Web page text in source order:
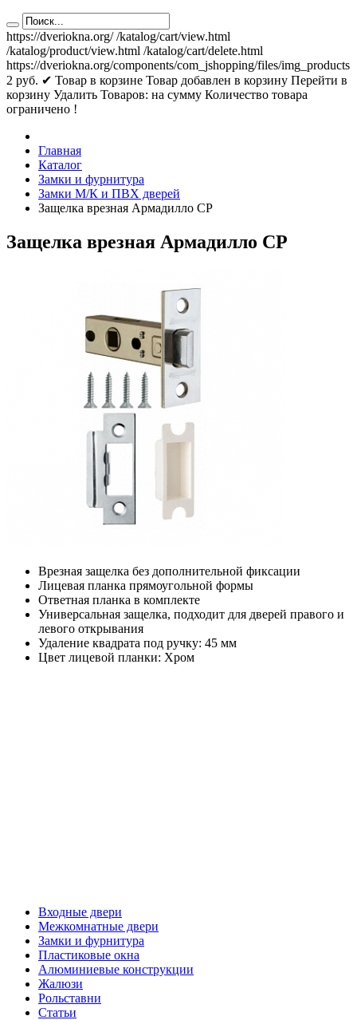
https://dveriokna.org/ /katalog/cart/view.html
/katalog/product/view.html /katalog/cart/delete.html
https://dveriokna.org/components/com_jshopping/files/img_products
2 руб. ✔ Товар в корзине Товар добавлен в корзину Перейти в
корзину Удалить Товаров: на сумму Количество товара
ограничено !
Главная
Каталог
Замки и фурнитура
Замки М/К и ПВХ дверей
Защелка врезная Армадилло CP
Защелка врезная Армадилло CP
Врезная защелка без дополнительной фиксации
Лицевая планка прямоугольной формы
Ответная планка в комплекте
Универсальная защелка, подходит для дверей правого и
левого открывания
Удаление квадрата под ручку: 45 мм
Цвет лицевой планки: Хром
Входные двери
Межкомнатные двери
Замки и фурнитура
Пластиковые окна
Алюминиевые конструкции
Жалюзи
Рольставни
Статьи